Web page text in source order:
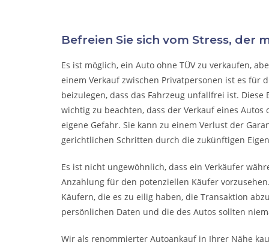
Befreien Sie sich vom Stress, der
Es ist möglich, ein Auto ohne TÜV zu verkaufen,
einem Verkauf zwischen Privatpersonen ist es für
beizulegen, dass das Fahrzeug unfallfrei ist.
wichtig zu beachten, dass der Verkauf eines
eigene Gefahr. Sie kann zu einem Verlust der
gerichtlichen Schritten durch die zukünftigen
Es ist nicht ungewöhnlich, dass ein Verkäufer
Anzahlung für den potenziellen Käufer
Käufern, die es zu eilig haben, die Transaktion
persönlichen Daten und die des Autos sollten
Wir als renommierter Autoankauf in Ihrer Nähe